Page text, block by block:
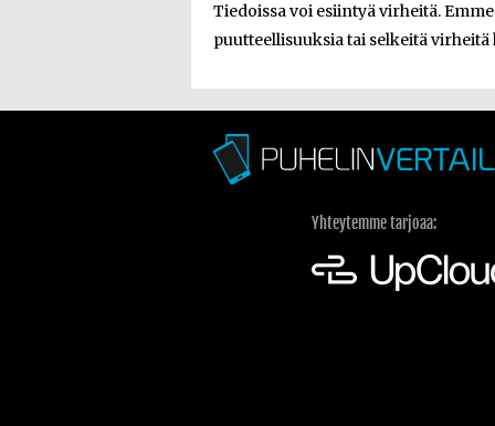
Tiedoissa voi esiintyä virheitä.
puutteellisuuksia tai selkeitä virheitä
Yhteytemme tarjoaa: